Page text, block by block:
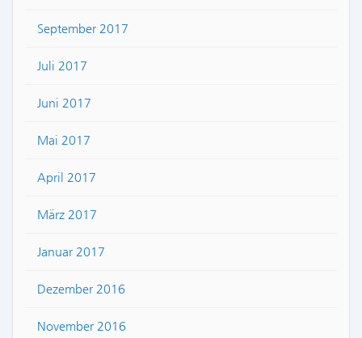
September 2017
Juli 2017
Juni 2017
Mai 2017
April 2017
März 2017
Januar 2017
Dezember 2016
November 2016